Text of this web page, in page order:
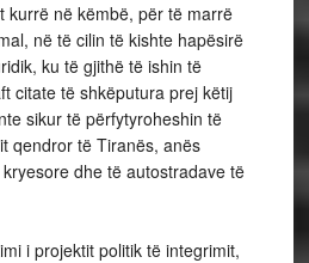
kurrë në këmbë, për të marrë
në të cilin të kishte hapësirë
ku të gjithë të ishin të
citate të shkëputura prej këtij
sikur të përfytyroheshin të
qendror të Tiranës, anës
dhe të autostradave të
i projektit politik të integrimit,